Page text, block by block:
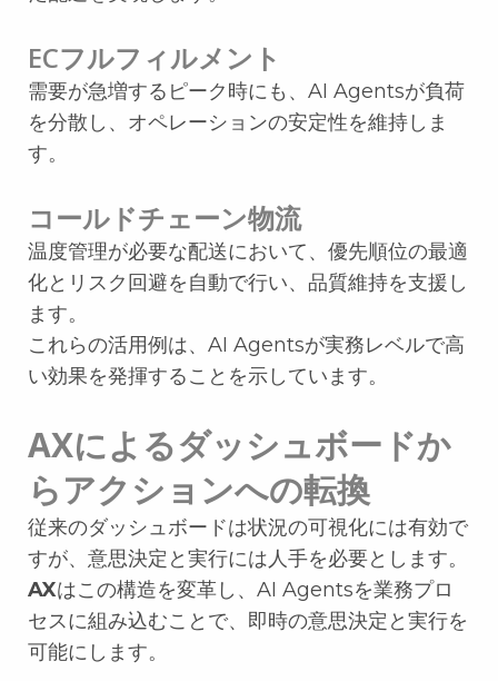
ECフルフィルメント
需要が急増するピーク時にも、AI Agentsが負荷
を分散し、オペレーションの安定性を維持しま
す。
コールドチェーン物流
温度管理が必要な配送において、優先順位の最適
化とリスク回避を自動で行い、品質維持を支援し
ます。
これらの活用例は、AI Agentsが実務レベルで高
い効果を発揮することを示しています。
AXによるダッシュボードか
らアクションへの転換
従来のダッシュボードは状況の可視化には有効で
すが、意思決定と実行には人手を必要とします。
AXはこの構造を変革し、AI Agentsを業務プロ
セスに組み込むことで、即時の意思決定と実行を
可能にします。